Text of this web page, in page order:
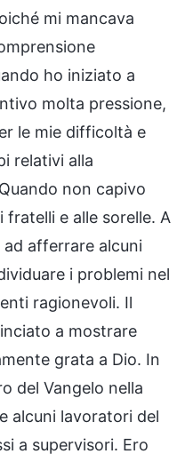
mi mancava
ho iniziato a
molta pressione,
le mie difficoltà e
relativi alla
non capivo
fratelli e alle sorelle. A
afferrare alcuni
i problemi nel
ragionevoli. Il
a mostrare
grata a Dio. In
del Vangelo nella
alcuni lavoratori del
a supervisori. Ero